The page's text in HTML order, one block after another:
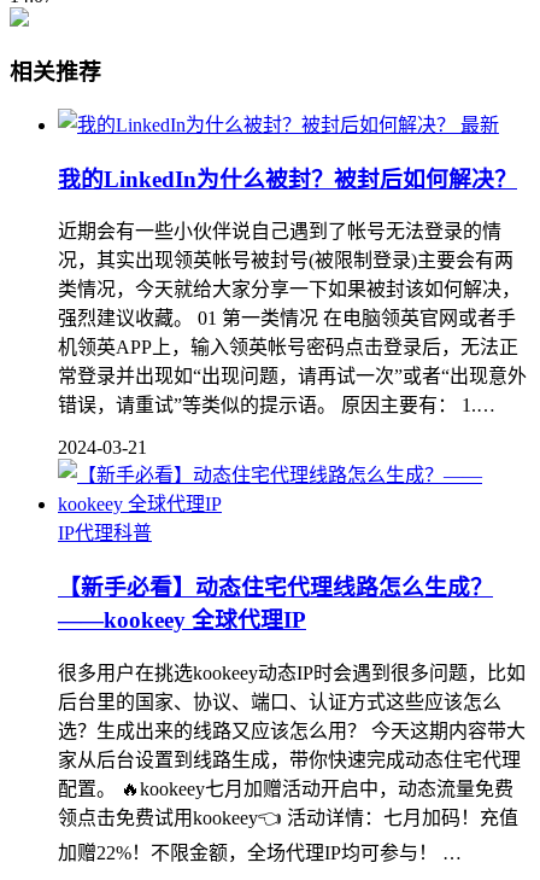
相关推荐
最新
我的LinkedIn为什么被封？被封后如何解决？
近期会有一些小伙伴说自己遇到了帐号无法登录的情
况，其实出现领英帐号被封号(被限制登录)主要会有两
类情况，今天就给大家分享一下如果被封该如何解决，
强烈建议收藏。 01 第一类情况 在电脑领英官网或者手
机领英APP上，输入领英帐号密码点击登录后，无法正
常登录并出现如“出现问题，请再试一次”或者“出现意外
错误，请重试”等类似的提示语。 原因主要有： 1.…
2024-03-21
IP代理科普
【新手必看】动态住宅代理线路怎么生成？
——kookeey 全球代理IP
很多用户在挑选kookeey动态IP时会遇到很多问题，比如
后台里的国家、协议、端口、认证方式这些应该怎么
选？生成出来的线路又应该怎么用？ 今天这期内容带大
家从后台设置到线路生成，带你快速完成动态住宅代理
配置。 🔥kookeey七月加赠活动开启中，动态流量免费
领点击免费试用kookeey👈 活动详情：七月加码！充值
加赠22%！不限金额，全场代理IP均可参与！ …